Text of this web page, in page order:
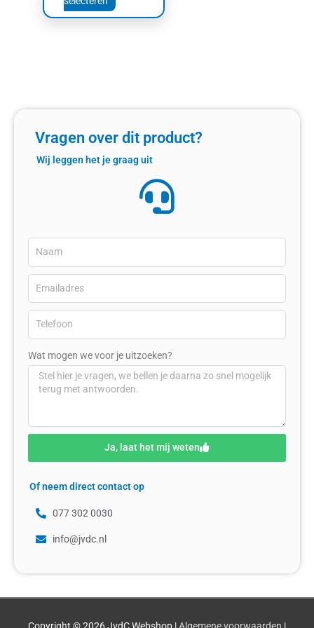
Vragen over dit product?
Wij leggen het je graag uit
Wat mogen we voor je uitzoeken?
Ja, laat het mij weten
Of neem direct contact op
077 302 0030
info@jvdc.nl